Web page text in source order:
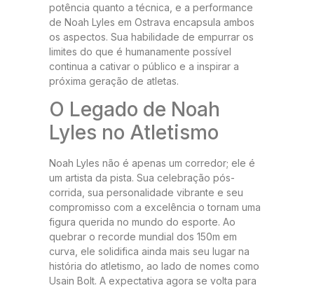
potência quanto a técnica, e a performance
de Noah Lyles em Ostrava encapsula ambos
os aspectos. Sua habilidade de empurrar os
limites do que é humanamente possível
continua a cativar o público e a inspirar a
próxima geração de atletas.
O Legado de Noah
Lyles no Atletismo
Noah Lyles não é apenas um corredor; ele é
um artista da pista. Sua celebração pós-
corrida, sua personalidade vibrante e seu
compromisso com a excelência o tornam uma
figura querida no mundo do esporte. Ao
quebrar o recorde mundial dos 150m em
curva, ele solidifica ainda mais seu lugar na
história do atletismo, ao lado de nomes como
Usain Bolt. A expectativa agora se volta para